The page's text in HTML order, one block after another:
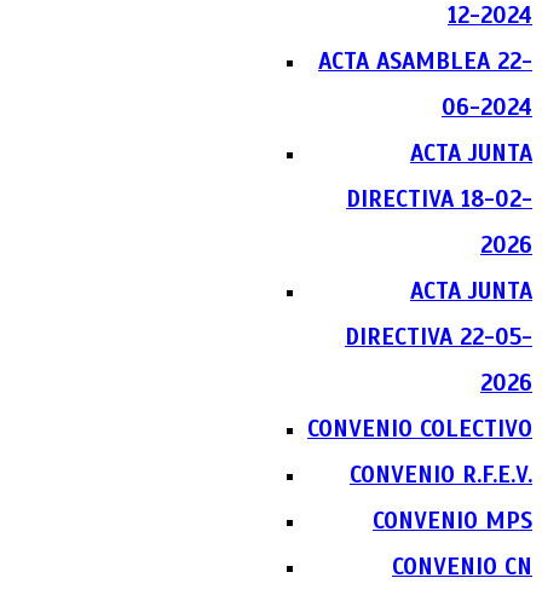
12-2024
ACTA ASAMBLEA 22-
06-2024
ACTA JUNTA
DIRECTIVA 18-02-
2026
ACTA JUNTA
DIRECTIVA 22-05-
2026
CONVENIO COLECTIVO
CONVENIO R.F.E.V.
CONVENIO MPS
CONVENIO CN